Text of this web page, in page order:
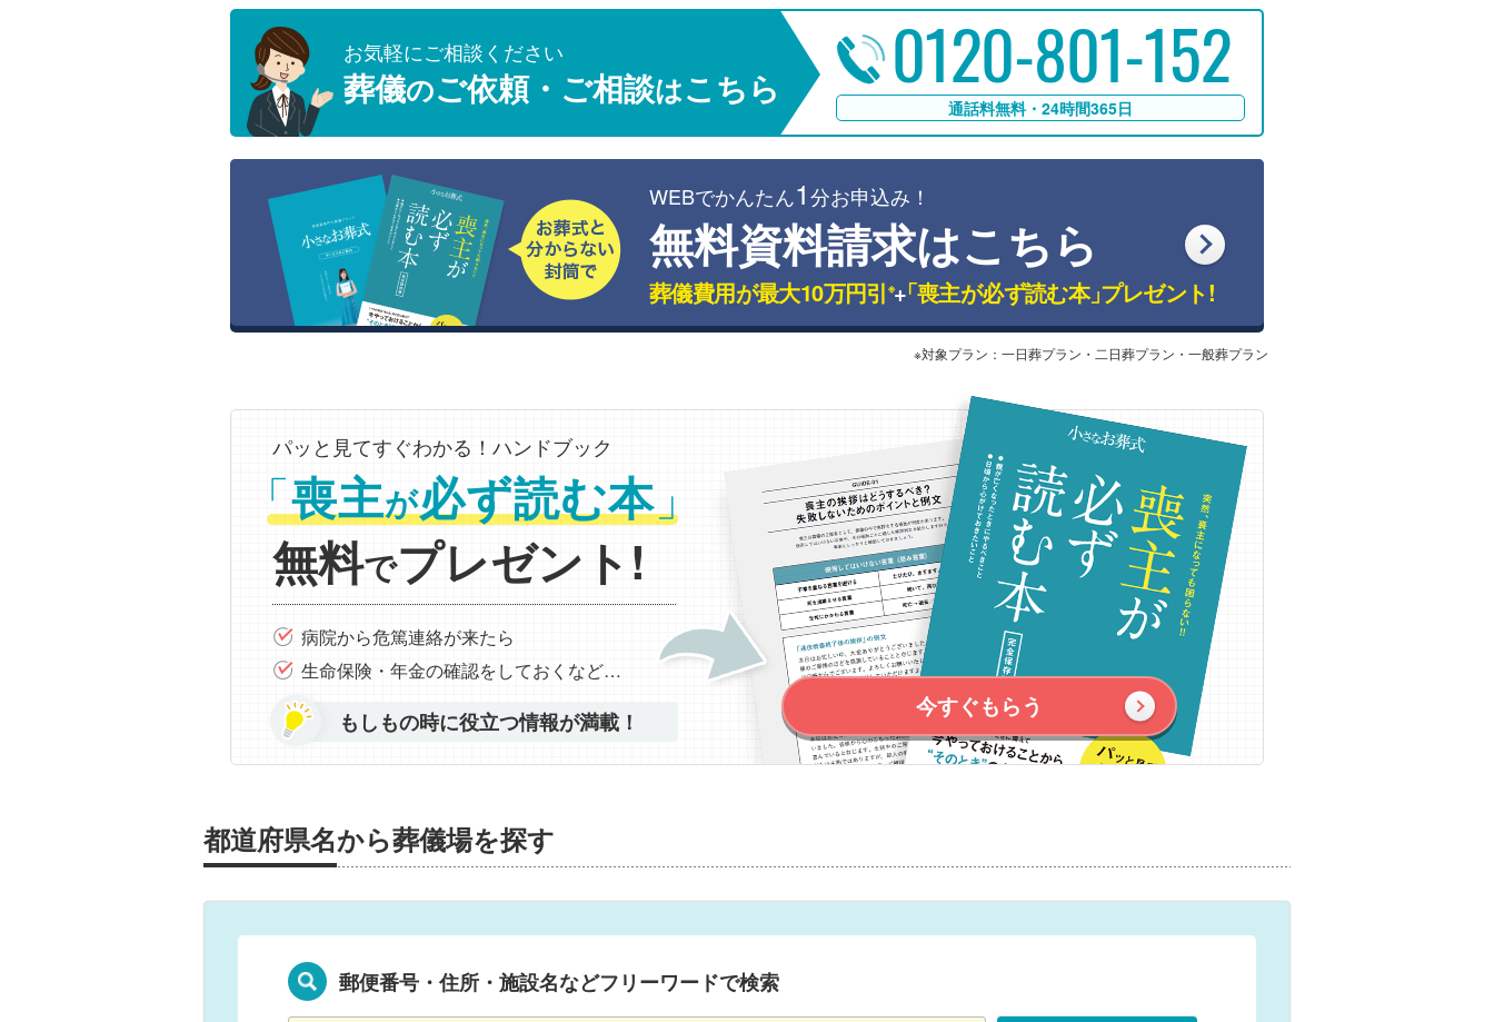
お気軽にご相談ください
葬儀のご依頼・ご相談はこちら 0120-801-152
通話料無料・24時間365日
WEBでかんたん1分お申込み！
無料資料請求はこちら
葬儀費用が最大10万円引 ※+
「喪主が必ず読む本」プレゼント!
※対象プラン：一日葬プラン・二日葬プラン・一般葬プラン
パッと見てすぐわかる！ハンドブック
「喪主が必ず読む本 」
無料でプレゼント!
病院から危篤連絡が来たら
生命保険・年金の確認をしておくなど…
もしもの時に役立つ情報が満載！
今すぐもらう
都道府県名から葬儀場を探す
郵便番号・住所・施設名などフリーワードで検索